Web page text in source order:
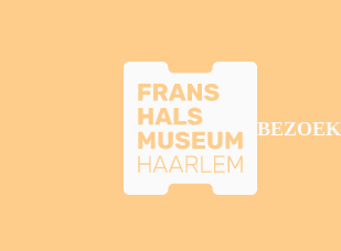
GA NAAR HOOFDINHOUD
BEZOEK